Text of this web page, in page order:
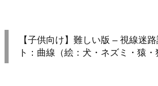
【子供向け】難しい版 – 視線迷
ト：曲線（絵：犬・ネズミ・猿・